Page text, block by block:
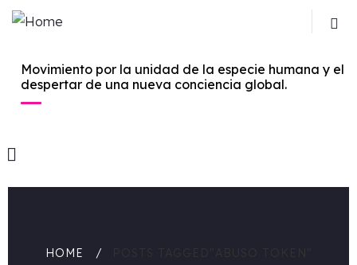
Movimiento por la unidad de la especie humana y el
despertar de una nueva conciencia global.
HOME